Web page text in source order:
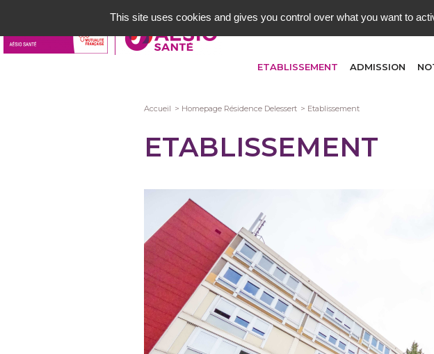
contenu
ETABLISSEMENT ADMISSION
Fil
d'Ariane
Accueil Homepage Résidence Delessert Etablissement
ETABLISSEMENT
This site uses cookies and gives you control over what you want to